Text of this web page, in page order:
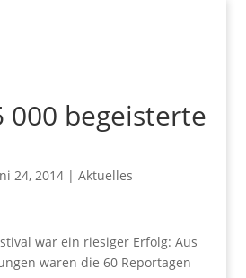
000 begeisterte
24, 2014| Aktuelles
war ein riesiger Erfolg: Aus
waren die 60 Reportagen